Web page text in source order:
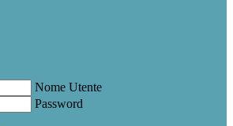
Nome Utente
Password